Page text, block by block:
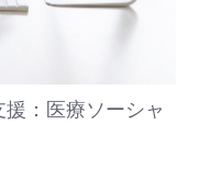
：医療ソーシャ